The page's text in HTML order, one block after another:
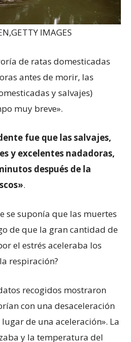
GETTY IMAGES
de ratas domesticadas
antes de morir, las
y salvajes)
muy breve».
fue que las salvajes,
y excelentes nadadoras,
después de la
.
se suponía que las muertes
de que la gran cantidad de
el estrés aceleraba los
respiración?
recogidos mostraron
con una desaceleración
de una aceleración». La
y la temperatura del